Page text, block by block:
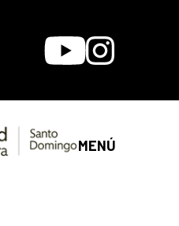
YoutubeInstagram
MENÚ